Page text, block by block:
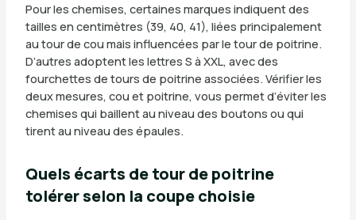
Pour les chemises, certaines marques indiquent des
tailles en centimètres (39, 40, 41), liées principalement
au tour de cou mais influencées par le tour de poitrine.
D’autres adoptent les lettres S à XXL, avec des
fourchettes de tours de poitrine associées. Vérifier les
deux mesures, cou et poitrine, vous permet d’éviter les
chemises qui baillent au niveau des boutons ou qui
tirent au niveau des épaules.
Quels écarts de tour de poitrine
tolérer selon la coupe choisie